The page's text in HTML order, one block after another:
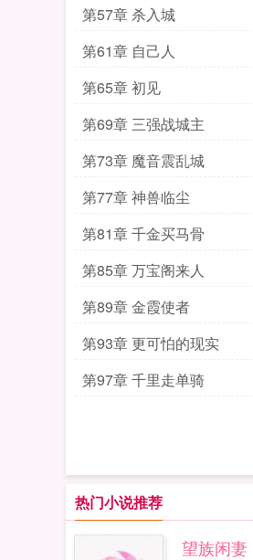
第57章 杀入城
第61章 自己人
第65章 初见
第69章 三强战城主
第73章 魔音震乱城
第77章 神兽临尘
第81章 千金买马骨
第85章 万宝阁来人
第89章 金霞使者
第93章 更可怕的现实
第97章 千里走单骑
热门小说推荐
望族闲妻